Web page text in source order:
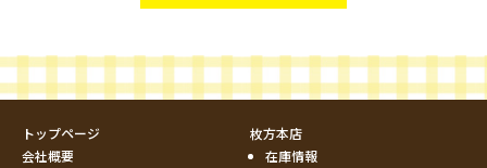
トップページ
会社概要
枚方本店
在庫情報